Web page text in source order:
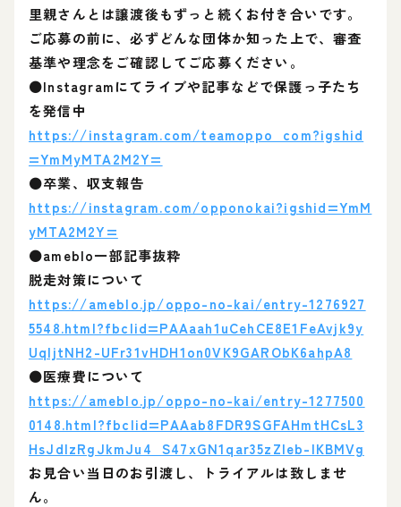
里親さんとは譲渡後もずっと続くお付き合いです。
ご応募の前に、必ずどんな団体か知った上で、審査
基準や理念をご確認してご応募ください。
⚫Instagramにてライブや記事などで保護っ子たち
を発信中
https://instagram.com/teamoppo_com?igshid
=YmMyMTA2M2Y=
⚫卒業、収支報告
https://instagram.com/opponokai?igshid=YmM
yMTA2M2Y=
⚫ameblo一部記事抜粋
脱走対策について
https://ameblo.jp/oppo-no-kai/entry-1276927
5548.html?fbclid=PAAaah1uCehCE8E1FeAvjk9y
UqljtNH2-UFr31vHDH1on0VK9GARObK6ahpA8
⚫医療費について
https://ameblo.jp/oppo-no-kai/entry-1277500
0148.html?fbclid=PAAab8FDR9SGFAHmtHCsL3
HsJdIzRgJkmJu4_S47xGN1qar35zZIeb-IKBMVg
お見合い当日のお引渡し、トライアルは致しませ
ん。